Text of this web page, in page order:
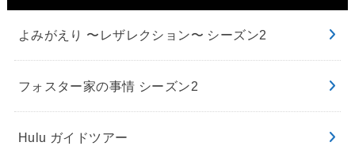
よみがえり 〜レザレクション〜 シーズン2
フォスター家の事情 シーズン2
Hulu ガイドツアー